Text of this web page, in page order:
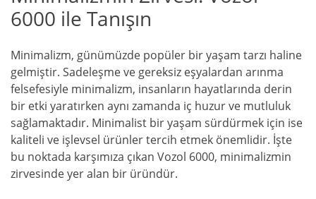
6000 ile Tanışın
Minimalizm, günümüzde popüler bir yaşam tarzı haline
gelmiştir. Sadeleşme ve gereksiz eşyalardan arınma
felsefesiyle minimalizm, insanların hayatlarında derin
bir etki yaratırken aynı zamanda iç huzur ve mutluluk
sağlamaktadır. Minimalist bir yaşam sürdürmek için ise
kaliteli ve işlevsel ürünler tercih etmek önemlidir. İşte
bu noktada karşımıza çıkan Vozol 6000, minimalizmin
zirvesinde yer alan bir üründür.